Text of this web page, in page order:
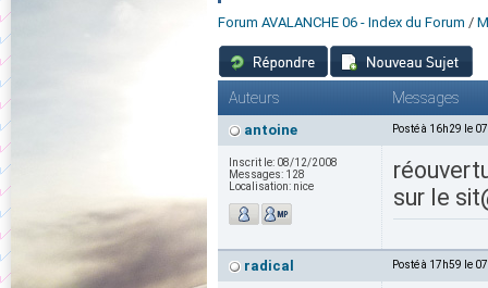
Forum AVALANCHE 06 - Index du Forum /
Auteurs Messages
antoine Posté à 16h29 le
Inscrit le: 08/12/2008
Messages: 128
Localisation: nice
sur le
radical Posté à 17h59 le